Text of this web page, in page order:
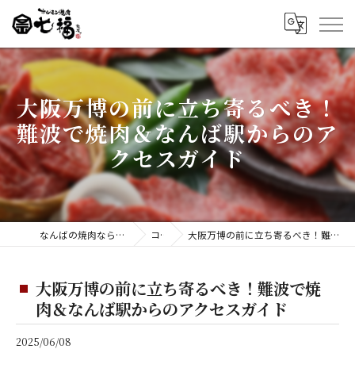
大阪万博の前に立ち寄るべき！
難波で焼肉＆なんば駅からのア
クセスガイド
なんばの焼肉ならホルモン焼肉 七福 難波店 コラム 大阪万博の前に立ち寄るべき！難波で焼肉＆なんば駅からのアクセスガイド
大阪万博の前に立ち寄るべき！難波で焼
肉＆なんば駅からのアクセスガイド
2025/06/08